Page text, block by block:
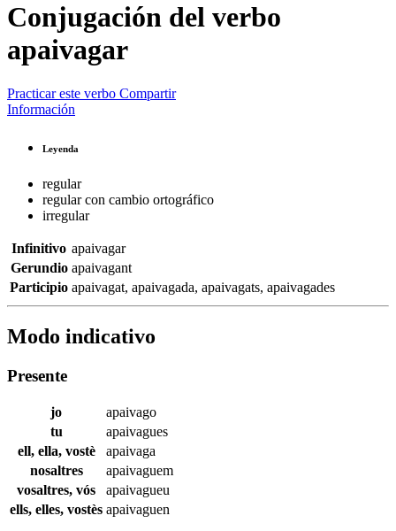
Conjugación del verbo
apaivagar
Practicar este verbo Compartir
Información
Leyenda
regular
regular con cambio ortográfico
irregular
Infinitivo apaivagar
Gerundio apaivagant
Participio apaivagat, apaivagada, apaivagats, apaivagades
Modo indicativo
Presente
jo
apaivago
tu
apaivagues
ell, ella, vostè
apaivaga
nosaltres
apaivaguem
vosaltres, vós
apaivagueu
ells, elles, vostès apaivaguen